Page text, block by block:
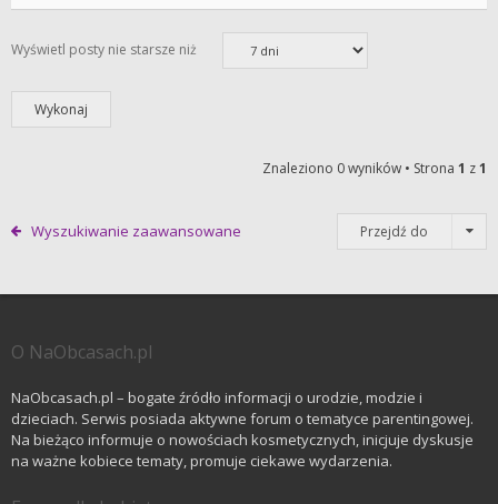
Wyświetl posty nie starsze niż
Znaleziono 0 wyników • Strona 1 z1
Wyszukiwanie zaawansowane Przejdź do
O NaObcasach.pl
NaObcasach.pl – bogate źródło informacji o urodzie, modzie i
dzieciach. Serwis posiada aktywne forum o tematyce parentingowej.
Na bieżąco informuje o nowościach kosmetycznych, inicjuje dyskusje
na ważne kobiece tematy, promuje ciekawe wydarzenia.